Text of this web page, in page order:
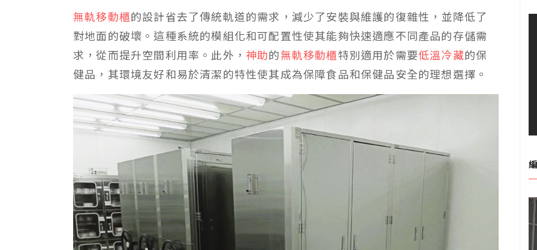
無軌移動櫃的設計省去了傳統軌道的需求，減少了安裝與維護的復雜性，並降低了
對地面的破壞。這種系統的模組化和可配置性使其能夠快速適應不同產品的存儲需
求，從而提升空間利用率。此外， 神助的無軌移動櫃特別適用於需要低溫冷藏的保
健品，其環境友好和易於清潔的特性使其成為保障食品和保健品安全的理想選擇。